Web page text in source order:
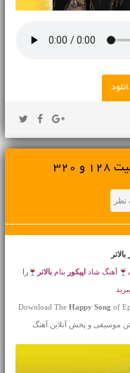
320
نظر
آهنگ شاد اپیکور بنامبالاتر را
Download TheHappy Song of